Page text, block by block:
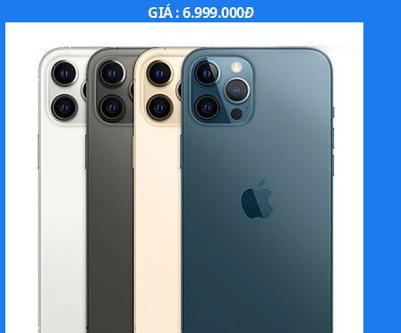
Cận cảnh cụm camera ngang với một ống kính
Camera trước 18MP là một nâng cấp đáng giá. Tính năng
Center Stage khiến mình khá bất ngờ, khi gọi FaceTime,
camera tự động điều chỉnh khung hình để đảm bảo chủ thể
luôn ở trung tâm. Ngoài ra, tính năng Dual Capture cho phép
quay đồng thời camera trước và sau, tiện lợi cho các bạn
làm vlog hoặc muốn ghi lại những khoảnh khắc chân thật.
Chất lượng quay video 4K HDR cực kỳ ấn tượng, ổn định tốt
GIÁ :6.999.000Đ